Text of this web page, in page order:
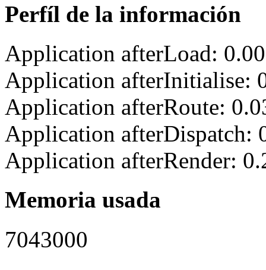
Perfíl de la información
Application afterLoad:
Application afterInitialise:
Application afterRoute:
Application afterDispatch:
Application afterRender:
Memoria usada
7043000